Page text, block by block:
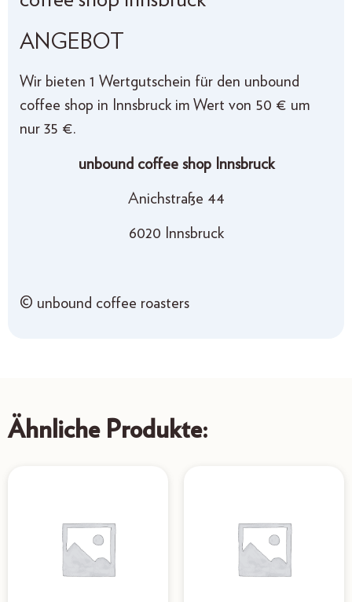
ANGEBOT
Wir bieten 1 Wertgutschein für den unbound
coffee shop in Innsbruck im Wert von 50 € um
nur 35 €.
unbound coffee shop Innsbruck
Anichstraße 44
6020 Innsbruck
© unbound coffee roasters
Ähnliche Produkte: